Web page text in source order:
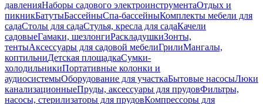
давленияНаборы садового электроинструментаОтдых и
пикникБатутыБассейныСпа-бассейныКомплекты мебели для
садаСтолы для садаСтулья, кресла для садаКачели
садовыеГамаки, шезлонгиРаскладушкиЗонты,
тентыАксессуары для садовой мебелиГрилиМангалы,
коптильниДетская площадкаСумки-
холодильникиПортативные колонки и
аудиосистемыОборудование для участкаБытовые насосыЛюки
канализационныеПруды, аксессуары для прудовФильтры,
насосы, стерилизаторы для прудовКомпрессоры для